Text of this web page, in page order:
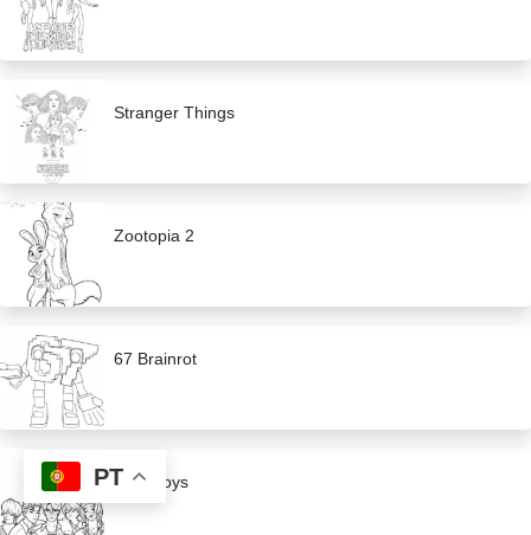
Stranger Things
Zootopia 2
67 Brainrot
Saja Boys
PT